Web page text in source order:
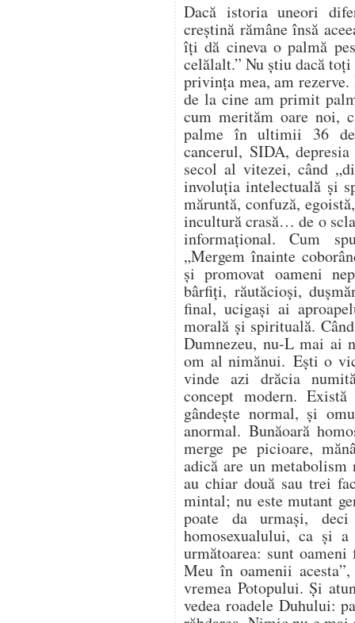
Dacă istoria uneori
creștină rămâne însă
îți dă cineva o palmă
celălalt.” Nu știu dacă toți
privința mea, am
de la cine am primit
cum merităm oare noi,
palme în ultimii 36
cancerul, SIDA,
secol al vitezei, când
involuția intelectuală și
măruntă, confuză,
incultură crasă… de o
informațional. Cum
„Mergem înainte
și promovat oameni
bârfiți, răutăcioși,
final, ucigași ai
morală și spirituală.
Dumnezeu, nu-L mai ai
om al nimănui. Ești o
vinde azi drăcia
concept modern.
gândește normal, și
anormal. Bunăoară
merge pe picioare,
adică are un
au chiar două sau trei
mintal; nu este mutant
poate da urmași,
homosexualului, ca și
următoarea: sunt
Meu în oamenii
vremea Potopului. Și
vedea roadele Duhului: